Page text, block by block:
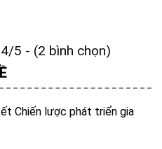
4/5 - (2 bình chọn)
Chiến lược phát triển gia